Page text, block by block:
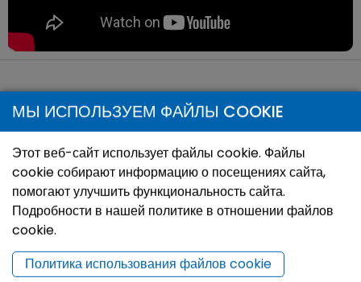
МЫ ИСПОЛЬЗУЕМ ФАЙЛЫ COOKIE
Этот веб-сайт использует файлы cookie. Файлы
cookie собирают информацию о посещениях сайта,
помогают улучшить функциональность сайта.
Подробности в нашей политике в отношении файлов
cookie.
Политика использования файлов cookie